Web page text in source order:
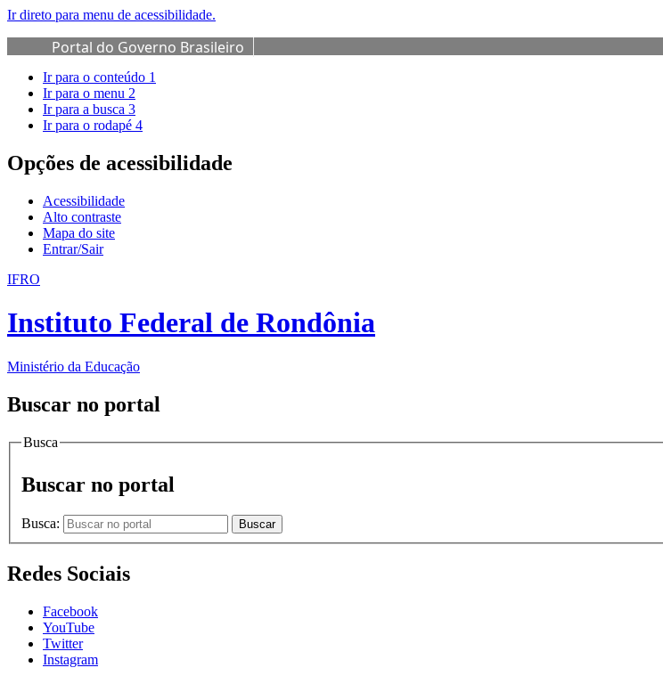
Ir direto para menu de acessibilidade.
Portal do Governo Brasileiro
Ir para o conteúdo 1
Ir para o menu 2
Ir para a busca 3
Ir para o rodapé 4
Opções de acessibilidade
Acessibilidade
Alto contraste
Mapa do site
Entrar/Sair
IFRO
Instituto Federal de Rondônia
Ministério da Educação
Buscar no portal
Busca
Buscar no portal
Busca: Buscar
Redes Sociais
Facebook
YouTube
Twitter
Instagram